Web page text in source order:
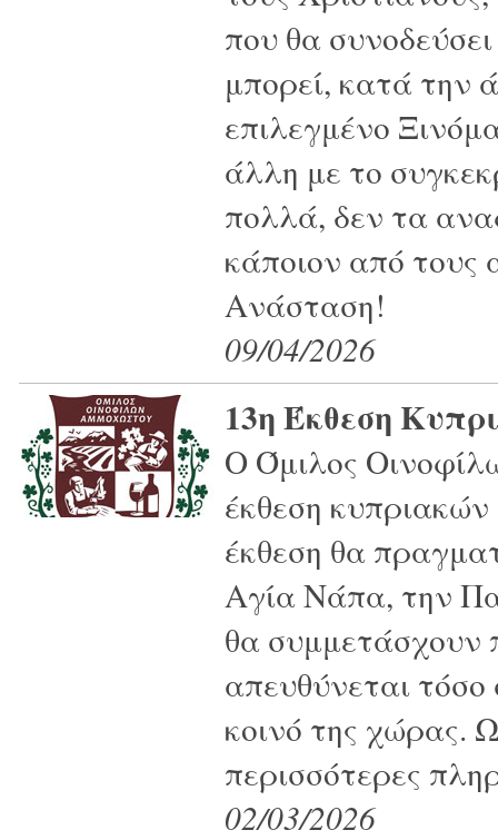
που θα
μπορεί, κατά την
επιλεγμένο
άλλη με το
πολλά, δεν τα
κάποιον από
Ανάσταση!
09/04/2026
13η Έκθεση
Ο Όμιλος
έκθεση
έκθεση θα
Αγία Νάπα, την
θα συμμετάσχουν
απευθύνεται τόσο
κοινό της χώρας.
περισσότερες
02/03/2026